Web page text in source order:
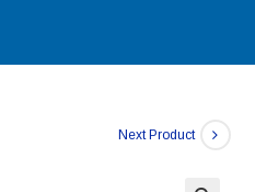
Next Product